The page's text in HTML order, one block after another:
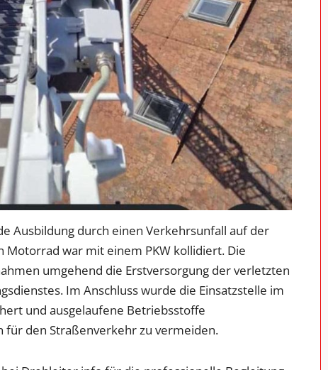
Ausbildung durch einen Verkehrsunfall auf der
war mit einem PKW kollidiert. Die
umgehend die Erstversorgung der verletzten
Im Anschluss wurde die Einsatzstelle im
und ausgelaufene Betriebsstoffe
den Straßenverkehr zu vermeiden.